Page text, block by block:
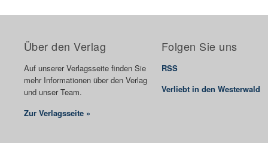
Über den Verlag
Auf unserer Verlagsseite finden Sie
mehr Informationen über den Verlag
und unser Team.
Zur Verlagsseite »
Folgen Sie uns
RSS
Verliebt in den Westerwald